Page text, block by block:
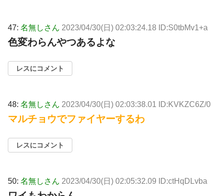
47: 名無しさん 2023/04/30(日) 02:03:24.18 ID:S0tbMv1+a
色変わらんやつあるよな
レスにコメント
48: 名無しさん 2023/04/30(日) 02:03:38.01 ID:KVKZC6Z/0
マルチョウでファイヤーするわ
レスにコメント
50: 名無しさん 2023/04/30(日) 02:05:32.09 ID:ctHqDLvba